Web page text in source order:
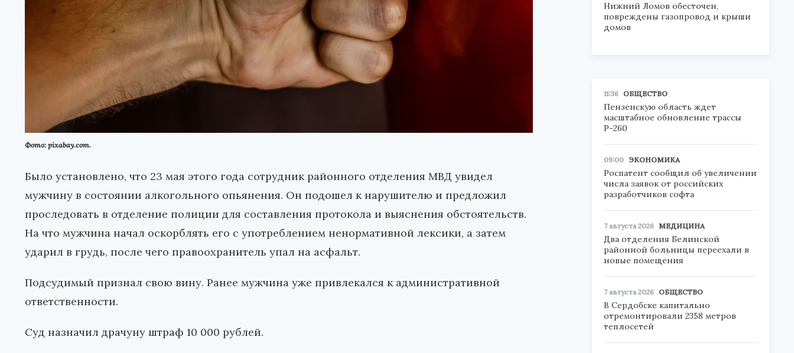
Фото: pixabay.com.
Было установлено, что 23 мая этого года сотрудник районного отделения МВД увидел
мужчину в состоянии алкогольного опьянения. Он подошел к нарушителю и предложил
проследовать в отделение полиции для составления протокола и выяснения обстоятельств.
На что мужчина начал оскорблять его с употреблением ненормативной лексики, а затем
ударил в грудь, после чего правоохранитель упал на асфальт.
Подсудимый признал свою вину. Ранее мужчина уже привлекался к административной
ответственности.
Суд назначил драчуну штраф 10 000 рублей.
Нижний Ломов обесточен,
повреждены газопровод и крыши
домов
11:36 ОБЩЕСТВО
Пензенскую область ждет
масштабное обновление трассы
Р-260
09:00 ЭКОНОМИКА
Роспатент сообщил об увеличении
числа заявок от российских
разработчиков софта
7 августа 2026 МЕДИЦИНА
Два отделения Белинской
районной больницы переехали в
новые помещения
7 августа 2026 ОБЩЕСТВО
В Сердобске капитально
отремонтировали 2358 метров
теплосетей